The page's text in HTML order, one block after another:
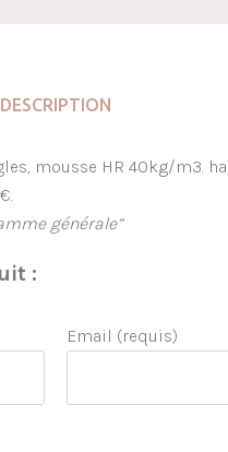
DESCRIPTION
mousse HR 40kg/m3.
générale”
:
Email (requis)